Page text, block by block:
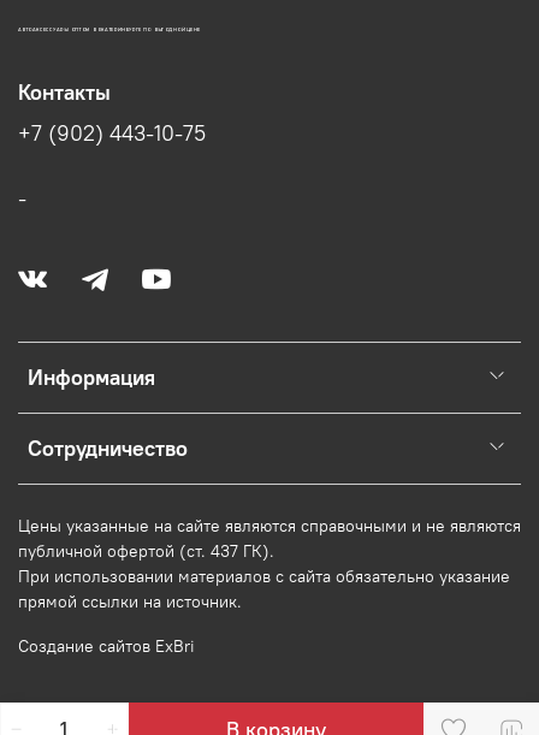
В корзину
АВТОАКСЕССУАРЫ ОПТОМ В ЕКАТЕРИНБУРГЕ ПО ВЫГОДНОЙ ЦЕНЕ
Информация
Сотрудничество
Контакты
+7 (902) 443-10-75
-
Цены указанные на сайте являются справочными и не являются
публичной офертой (ст. 437 ГК).
При использовании материалов с сайта обязательно указание
прямой ссылки на источник.
Создание сайтов ExBri